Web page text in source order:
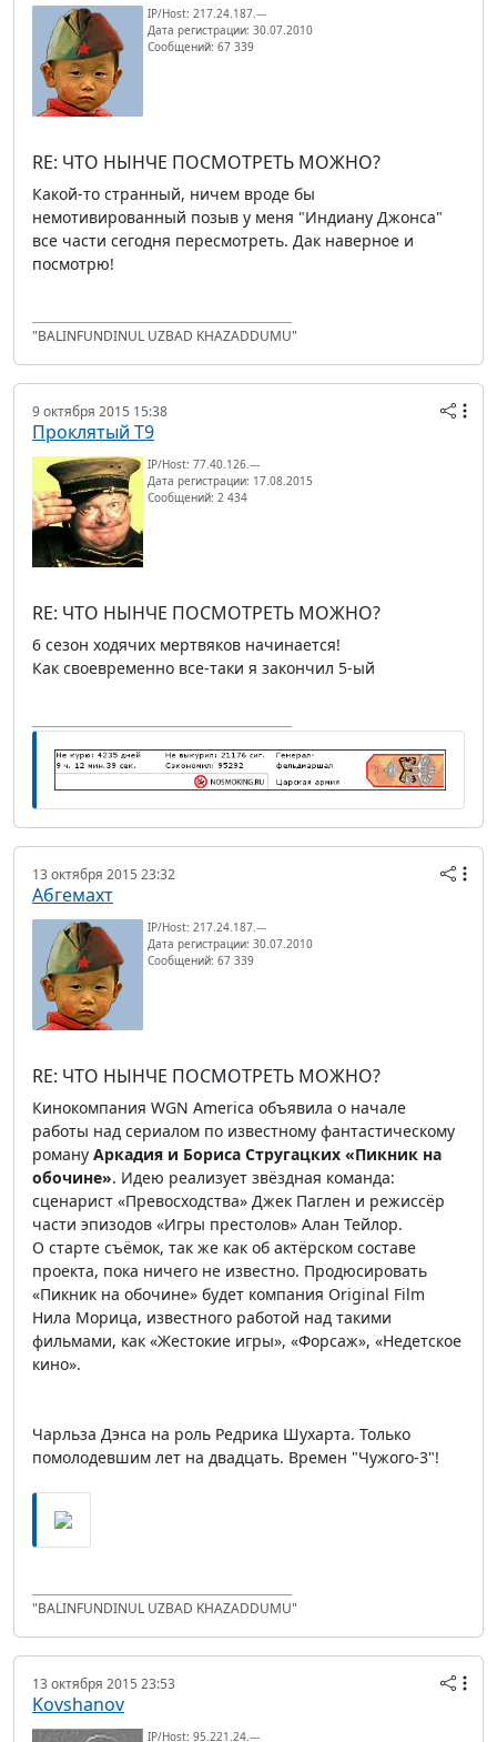
IP/Host: 217.24.187.---
Дата регистрации: 30.07.2010
Сообщений: 67 339
RE: ЧТО НЫНЧЕ ПОСМОТРЕТЬ МОЖНО?
Какой-то странный, ничем вроде бы
немотивированный позыв у меня "Индиану Джонса"
все части сегодня пересмотреть. Дак наверное и
посмотрю!
"BALINFUNDINUL UZBAD KHAZADDUMU"
9 октября 2015 15:38
Проклятый Т9
IP/Host: 77.40.126.---
Дата регистрации: 17.08.2015
Сообщений: 2 434
RE: ЧТО НЫНЧЕ ПОСМОТРЕТЬ МОЖНО?
6 сезон ходячих мертвяков начинается!
Как своевременно все-таки я закончил 5-ый
13 октября 2015 23:32
Абгемахт
IP/Host: 217.24.187.---
Дата регистрации: 30.07.2010
Сообщений: 67 339
RE: ЧТО НЫНЧЕ ПОСМОТРЕТЬ МОЖНО?
Кинокомпания WGN America объявила о начале
работы над сериалом по известному фантастическому
роману Аркадия и Бориса Стругацких «Пикник на
обочине». Идею реализует звёздная команда:
сценарист «Превосходства» Джек Паглен и режиссёр
части эпизодов «Игры престолов» Алан Тейлор.
О старте съёмок, так же как об актёрском составе
проекта, пока ничего не известно. Продюсировать
«Пикник на обочине» будет компания Original Film
Нила Морица, известного работой над такими
фильмами, как «Жестокие игры», «Форсаж», «Недетское
кино».
Чарльза Дэнса на роль Редрика Шухарта. Только
помолодевшим лет на двадцать. Времен "Чужого-3"!
"BALINFUNDINUL UZBAD KHAZADDUMU"
13 октября 2015 23:53
Kovshanov
IP/Host: 95.221.24.---